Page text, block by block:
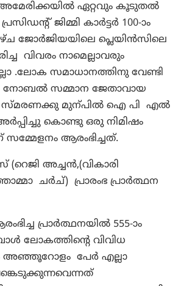
ഏറ്റവും കൂടുതൽ
ജിമ്മി കാർട്ടർ 100-ാം
ജോർജിയയിലെ പ്ലെയിൻസിലെ
വിവരം നാമെല്ലാവരും
.ലോക സമാധാനത്തിനു വേണ്ടി
നോബൽ സമ്മാന ജേതാവായ
സ്മരണക്കു മുന്പിൽ ഐ പി എൽ
കൊണ്ടു ഒരു നിമിഷം
ആരംഭിച്ചത്.
(റെജി അച്ചൻ,(വികാരി
ചർച്) പ്രാരംഭ പ്രാർത്ഥന
പ്രാർത്ഥനയിൽ 555-ാം
ലോകത്തിന്റെ വിവിധ
അഞ്ഞൂറോളം പേർ എല്ലാ